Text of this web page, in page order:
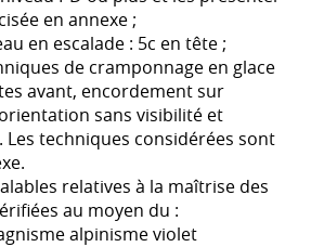
en annexe ;
en escalade : 5c en tête ;
de cramponnage en glace
avant, encordement sur
sans visibilité et
Les techniques considérées sont
relatives à la maîtrise des
au moyen du :
alpinisme violet